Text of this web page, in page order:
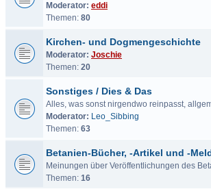
Moderator: eddi
Themen: 80
Kirchen- und Dogmengeschichte
Moderator: Joschie
Themen: 20
Sonstiges / Dies & Das
Alles, was sonst nirgendwo reinpasst,
Moderator: Leo_Sibbing
Themen: 63
Betanien-Bücher, -Artikel und -
Meinungen über Veröffentlichungen des
Themen: 16